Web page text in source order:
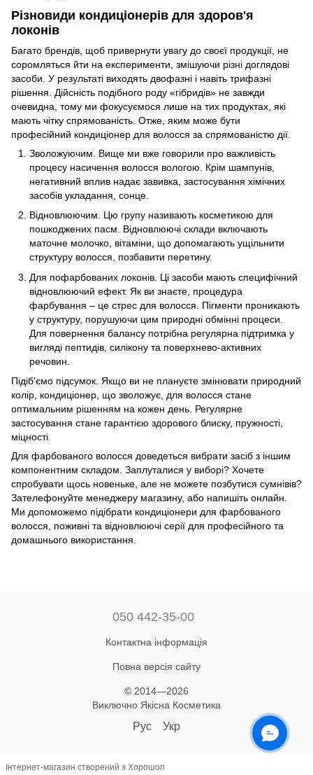
Різновиди кондиціонерів для здоров'я
локонів
Багато брендів, щоб привернути увагу до своєї продукції, не
соромляться йти на експерименти, змішуючи різні доглядові
засоби. У результаті виходять двофазні і навіть трифазні
рішення. Дійсність подібного роду «гібридів» не завжди
очевидна, тому ми фокусуємося лише на тих продуктах, які
мають чітку спрямованість. Отже, яким може бути
професійний кондиціонер для волосся за спрямованістю дії.
Зволожуючим. Вище ми вже говорили про важливість
процесу насичення волосся вологою. Крім шампунів,
негативний вплив надає завивка, застосування хімічних
засобів укладання, сонце.
Відновлюючим. Цю групу називають косметикою для
пошкоджених пасм. Відновлюючі склади включають
маточне молочко, вітаміни, що допомагають ущільнити
структуру волосся, позбавити перетину.
Для пофарбованих локонів. Ці засоби мають специфічний
відновлюючий ефект. Як ви знаєте, процедура
фарбування – це стрес для волосся. Пігменти проникають
у структуру, порушуючи цим природні обмінні процеси.
Для повернення балансу потрібна регулярна підтримка у
вигляді пептидів, силікону та поверхнево-активних
речовин.
Підіб'ємо підсумок. Якщо ви не плануєте змінювати природний
колір, кондиціонер, що зволожує, для волосся стане
оптимальним рішенням на кожен день. Регулярне
застосування стане гарантією здорового блиску, пружності,
міцності.
Для фарбованого волосся доведеться вибрати засіб з іншим
компонентним складом. Заплуталися у виборі? Хочете
спробувати щось новеньке, але не можете позбутися сумнівів?
Зателефонуйте менеджеру магазину, або напишіть онлайн.
Ми допоможемо підібрати кондиціонери для фарбованого
волосся, поживні та відновлюючі серії для професійного та
домашнього використання.
050 442-35-00
Контактна інформація
Повна версія сайту
© 2014—2026
Виключно Якісна Косметика
Рус Укр
Інтернет-магазин створений з Хорошоп